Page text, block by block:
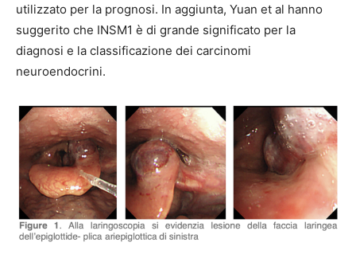
utilizzato per la prognosi. In aggiunta, Yuan et al hanno
suggerito che INSM1 è di grande significato per la
diagnosi e la classificazione dei carcinomi
neuroendocrini.